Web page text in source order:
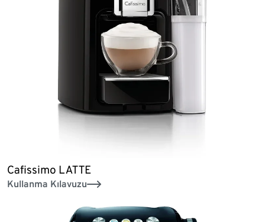
Cafissimo LATTE
Kullanma Kılavuzu